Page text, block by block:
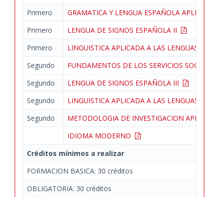
Primero
GRAMATICA Y LENGUA ESPAÑOLA
Primero
LENGUA DE SIGNOS ESPAÑOLA II
Primero
LINGUISTICA APLICADA A LAS LENGUAS DE
Segundo
FUNDAMENTOS DE LOS SERVICIOS
Segundo
LENGUA DE SIGNOS ESPAÑOLA III
Segundo
LINGUISTICA APLICADA A LAS LENGUAS DE
Segundo
METODOLOGIA DE INVESTIGACION
IDIOMA MODERNO
Créditos mínimos a realizar
FORMACION BASICA: 30 créditos
OBLIGATORIA: 30 créditos